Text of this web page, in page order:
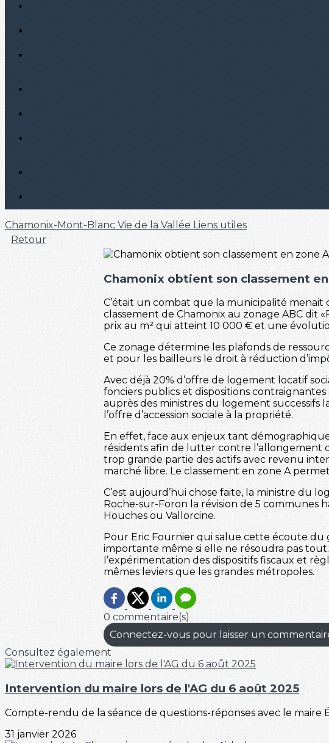
Chamonix-Mont-Blanc Vie de la Vallée Liens utiles
Retour
Chamonix obtient son classement
C’était un combat que la municipalité
classement de Chamonix au zonage ABC dit
prix au m² qui atteint 10 000 € et une
Ce zonage détermine les plafonds de
et pour les bailleurs le droit à réduction
Avec déjà 20% d’offre de logement locatif
fonciers publics et dispositions
auprès des ministres du logement successifs
l’offre d’accession sociale à la propriété.
En effet, face aux enjeux tant
résidents afin de lutter contre l’allongement
trop grande partie des actifs avec revenu
marché libre. Le classement en zone A
C’est aujourd’hui chose faite, la ministre du
Roche-sur-Foron la révision de 5 communes
Houches ou Vallorcine.
Pour Eric Fournier qui salue cette écoute du
importante même si elle ne résoudra pas
l’expérimentation des dispositifs fiscaux et
mêmes leviers que les grandes métropoles.
0 commentaire(s)
Connectez-vous pour laisser un
Consultez également
Intervention du maire lors de l'AG du 6 août 2025
Compte-rendu de la séance de questions-réponses avec le maire
31 janvier 2026